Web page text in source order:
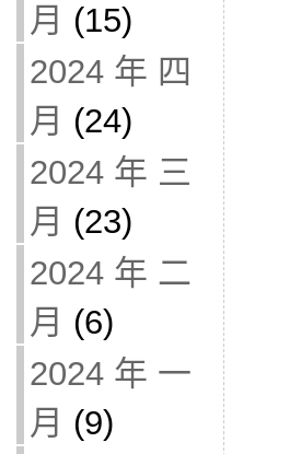
月 (15)
2024 年 四
月 (24)
2024 年 三
月 (23)
2024 年 二
月 (6)
2024 年 一
月 (9)